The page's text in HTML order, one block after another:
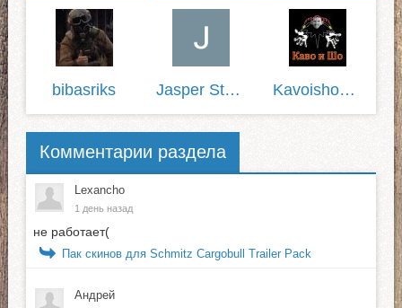
bibasriks Jasper Stone Kavoisho1337
Комментарии раздела
Lexancho
1 день назад
не работает(
Пак скинов для Schmitz Cargobull Trailer Pack
Андрей